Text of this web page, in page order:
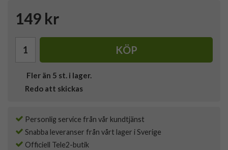
149 kr
KÖP
Fler än 5 st. i lager.
Redo att skickas
Personlig service från vår kundtjänst
Snabba leveranser från vårt lager i Sverige
Officiell Tele2-butik